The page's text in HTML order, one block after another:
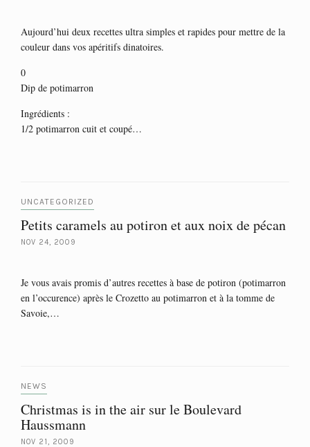
Aujourd’hui deux recettes ultra simples et rapides pour mettre de la
couleur dans vos apéritifs dinatoires.
0
Dip de potimarron
Ingrédients :
1/2 potimarron cuit et coupé…
UNCATEGORIZED
Petits caramels au potiron et aux noix de pécan
NOV 24, 2009
Je vous avais promis d’autres recettes à base de potiron (potimarron
en l’occurence) après le Crozetto au potimarron et à la tomme de
Savoie,…
NEWS
Christmas is in the air sur le Boulevard
Haussmann
NOV 21, 2009